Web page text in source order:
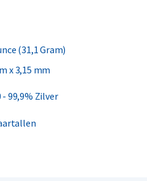
karakter.
Duitse smelterij
deze samenwerking
kwaliteitseisen.
(31,1 Gram)
x 3,15 mm
- 99,9% Zilver